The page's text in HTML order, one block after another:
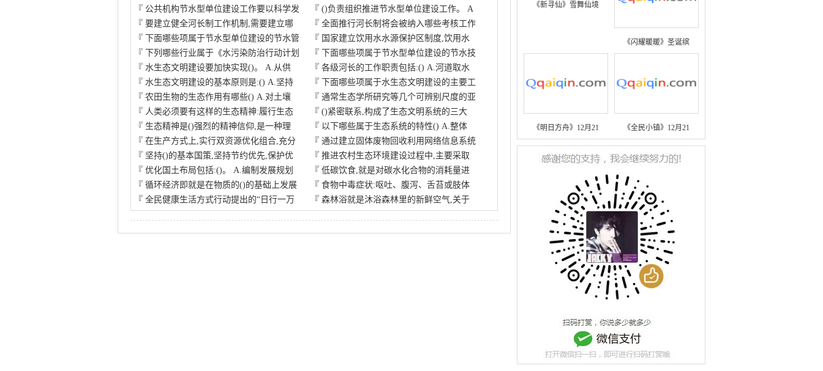
『 公共机构节水型单位建设工作要以科学发 『()负责组织推进节水型单位建设工作。 A
『 要建立健全河长制工作机制,需要建立哪 『全面推行河长制将会被纳入哪些考核工作
『
下面哪些项属于节水型单位建设的节水管 『 国家建立饮用水水源保护区制度,饮用水
『
下列哪些行业属于《水污染防治行动计划 『
下面哪些项属于节水型单位建设的节水技
『 水生态文明建设要加快实现()。 A.从供 『各级河长的工作职责包括:() A.河道取水
『 水生态文明建设的基本原则是:() A.坚持 『
下面哪些项属于水生态文明建设的主要工
『 农田生物的生态作用有哪些() A.对土壤 『通常生态学所研究等几个可辨别尺度的亚
『 人类必须要有这样的生态精神:履行生态 『()紧密联系,构成了生态文明系统的三大
『 生态精神是()强烈的精神信仰,是一种理 『 以下哪些属于生态系统的特性() A.整体
『 在生产方式上,实行双资源优化组合,充分 『通过建立固体废物回收利用网络信息系统
『 坚持()的基本国策,坚持节约优先,保护优 『推进农村生态环境建设过程中,主要采取
『 优化国土布局包括:()。 A.编制发展规划 『低碳饮食,就是对碳水化合物的消耗量进
『 循环经济即就是在物质的()的基础上发展 『食物中毒症状:呕吐、腹泻、舌苔或肢体
『 全民健康生活方式行动提出的“日行一万 『森林浴就是沐浴森林里的新鲜空气,关于
《新寻仙》雪舞仙境
《闪耀暖暖》圣诞缤
《明日方舟》12月21 《全民小镇》12月21